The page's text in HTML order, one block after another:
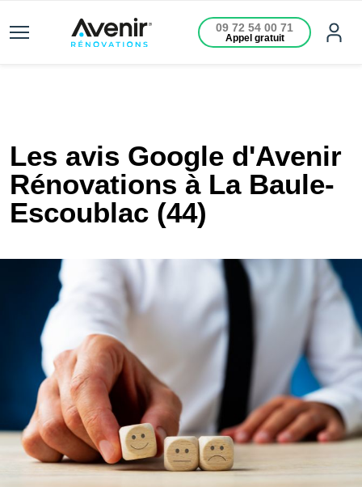
09 72 54 00 71
Appel gratuit
Les avis Google d'Avenir
Rénovations à La Baule-
Escoublac (44)